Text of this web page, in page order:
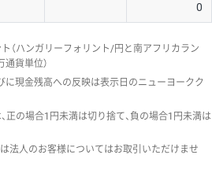
0
（ハンガリーフォリント/円と南アフリカラン
貨単位）
に現金残高への反映は表示日のニューヨークク
正の場合1円未満は切り捨て、負の場合1円未満は
法人のお客様についてはお取引いただけませ